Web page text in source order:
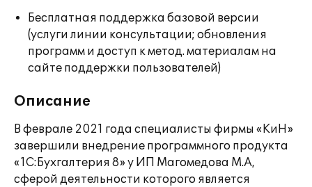
Бесплатная поддержка базовой версии
(услуги линии консультации; обновления
программ и доступ к метод. материалам на
сайте поддержки пользователей)
Описание
В феврале 2021 года специалисты фирмы «КиН»
завершили внедрение программного продукта
«1С:Бухгалтерия 8» у ИП Магомедова М.А,
сферой деятельности которого является